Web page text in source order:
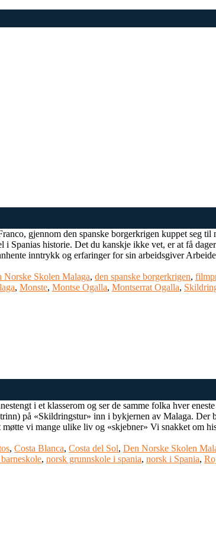
gjennom den spanske borgerkrigen kuppet seg til
i Spanias historie. Det du kanskje ikke vet, er at få
inntrykk og erfaringer for sin arbeidsgiver
Norske Skolen Malaga, den spanske borgerkrigen,
, Monste, Montse Ogalla, Montserrat Ogalla,
i et klasserom og ser de samme folka hver
på «Skildringstur» inn i bykjernen av Malaga. Der
vi mange ulike liv og «skjebner» Vi snakket om
, Costa Blanca, Costa del Sol, Den Norske Skolen
, norsk grunnskole i spania, norsk i Spania,